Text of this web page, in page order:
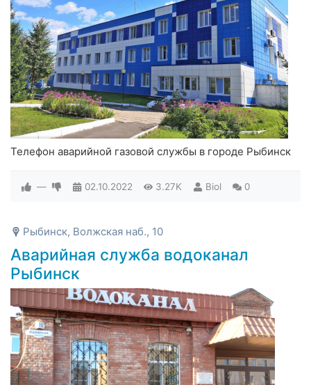
Телефон аварийной газовой службы в городе Рыбинск
— 02.10.2022 3.27K Biol 0
Рыбинск, Волжская наб., 10
Аварийная служба водоканал
Рыбинск